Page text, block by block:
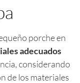
porche en
adecuados
considerando
de los materiales